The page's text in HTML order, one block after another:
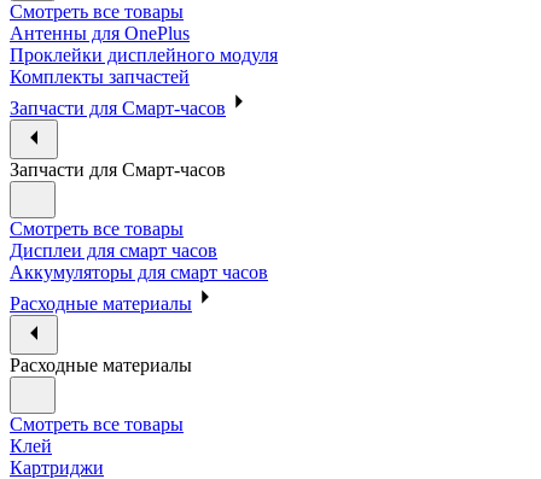
Смотреть все товары
Антенны для OnePlus
Проклейки дисплейного модуля
Комплекты запчастей
Запчасти для Смарт-часов
Запчасти для Смарт-часов
Смотреть все товары
Дисплеи для смарт часов
Аккумуляторы для смарт часов
Расходные материалы
Расходные материалы
Смотреть все товары
Клей
Картриджи